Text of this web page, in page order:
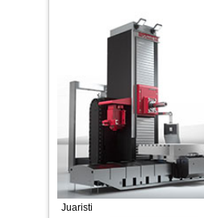
Juaristi